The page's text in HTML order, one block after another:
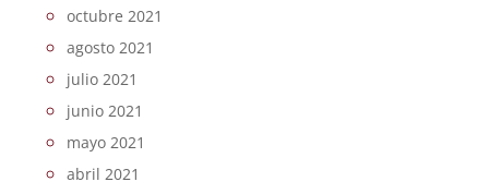
octubre 2021
agosto 2021
julio 2021
junio 2021
mayo 2021
abril 2021